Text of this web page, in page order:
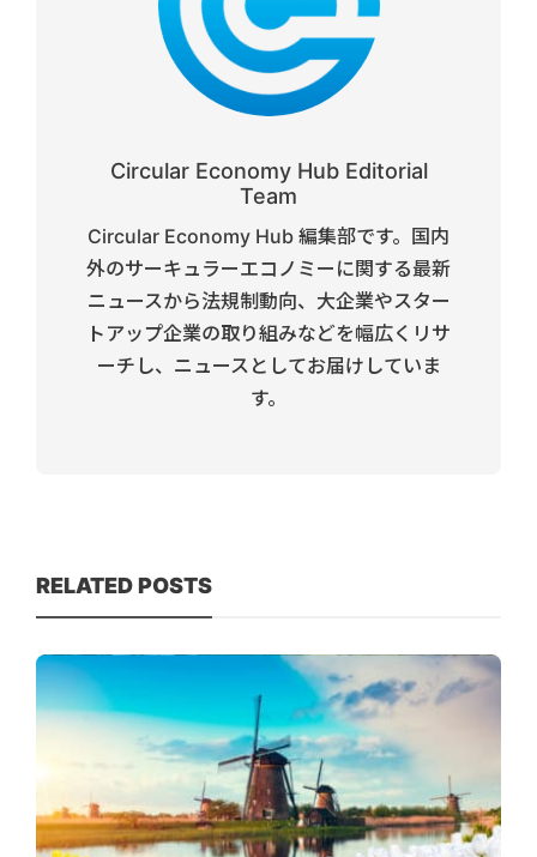
Circular Economy Hub Editorial
Team
Circular Economy Hub 編集部です。国内
外のサーキュラーエコノミーに関する最新
ニュースから法規制動向、大企業やスター
トアップ企業の取り組みなどを幅広くリサ
ーチし、ニュースとしてお届けしていま
す。
RELATED POSTS